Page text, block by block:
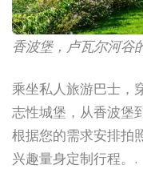
香波堡，卢瓦尔河谷
乘坐私人旅游巴士，
志性城堡，从香波堡
根据您的需求安排拍
兴趣量身定制行程。.